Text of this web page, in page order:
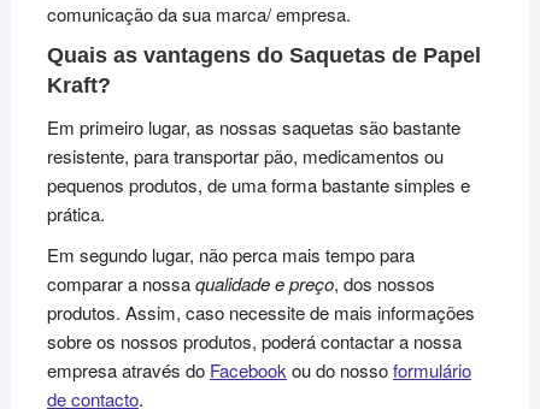
comunicação da sua marca/ empresa.
Quais as vantagens do Saquetas de Papel
Kraft?
Em primeiro lugar, as nossas saquetas são bastante
resistente, para transportar pão, medicamentos ou
pequenos produtos, de uma forma bastante simples e
prática.
Em segundo lugar, não perca mais tempo para
comparar a nossaqualidade e preço, dos nossos
produtos. Assim, caso necessite de mais informações
sobre os nossos produtos, poderá contactar a nossa
empresa através do Facebookou do nossoformulário
de contacto.